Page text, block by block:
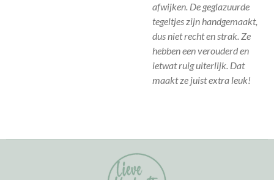
afwijken. De geglazuurde
tegeltjes zijn handgemaakt,
dus niet recht en strak. Ze
hebben een verouderd en
ietwat ruig uiterlijk. Dat
maakt ze juist extra leuk!